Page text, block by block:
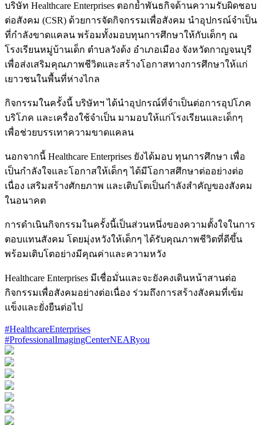
บริษัท Healthcare Enterprises ตอกย้ำพันธกิจด้านความรับผิดชอบ
ต่อสังคม (CSR) ด้วยการจัดกิจกรรมเพื่อสังคม นำอุปกรณ์จำเป็น
ที่กำลังขาดแคลน พร้อมทั้งมอบทุนการศึกษาให้กับเด็กๆ ณ
โรงเรียนหมู่บ้านเด็ก ตำบลวังด้ง อำเภอเมือง จังหวัดกาญจนบุรี
เพื่อส่งเสริมคุณภาพชีวิตและสร้างโอกาสทางการศึกษาให้แก่
เยาวชนในพื้นที่ห่างไกล
กิจกรรมในครั้งนี้ บริษัทฯ ได้นำอุปกรณ์ที่จำเป็นต่อการอุปโภค
บริโภค และเครื่องใช้จำเป็น มามอบให้แก่โรงเรียนและเด็กๆ
เพื่อช่วยบรรเทาความขาดแคลน
นอกจากนี้ Healthcare Enterprises ยังได้มอบ ทุนการศึกษา เพื่อ
เป็นกำลังใจและโอกาสให้เด็กๆ ได้มีโอกาสศึกษาต่ออย่างต่อ
เนื่อง เสริมสร้างศักยภาพ และเติบโตเป็นกำลังสำคัญของสังคม
ในอนาคต
การดำเนินกิจกรรมในครั้งนี้เป็นส่วนหนึ่งของความตั้งใจในการ
ตอบแทนสังคม โดยมุ่งหวังให้เด็กๆ ได้รับคุณภาพชีวิตที่ดีขึ้น
พร้อมเติบโตอย่างมีคุณค่าและความหวัง
Healthcare Enterprises มีเชื่อมั่นและจะยังคงเดินหน้าสานต่อ
กิจกรรมเพื่อสังคมอย่างต่อเนื่อง ร่วมถึงการสร้างสังคมที่เข้ม
แข็งและยั่งยืนต่อไป
#HealthcareEnterprises
#ProfessionalImagingCenterNEARyou